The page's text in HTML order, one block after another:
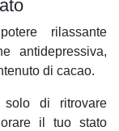
rilassante
antidepressiva,
di cacao.
solo di ritrovare
il tuo stato